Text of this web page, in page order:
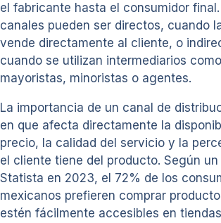
el fabricante hasta el consumidor final.
canales pueden ser directos, cuando
vende directamente al cliente, o
cuando se utilizan intermediarios como
mayoristas, minoristas o agentes.
La importancia de un canal de
en que afecta directamente la
precio, la calidad del servicio y la
el cliente tiene del producto. Según
Statista en 2023, el 72% de los
mexicanos prefieren comprar
estén fácilmente accesibles en